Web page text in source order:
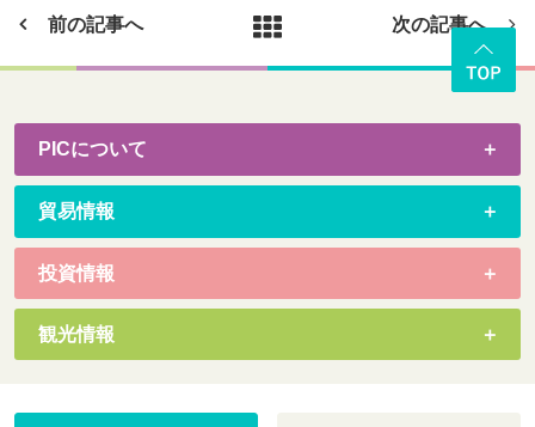
前の記事へ 次の記事へ
PICについて
貿易情報
投資情報
観光情報